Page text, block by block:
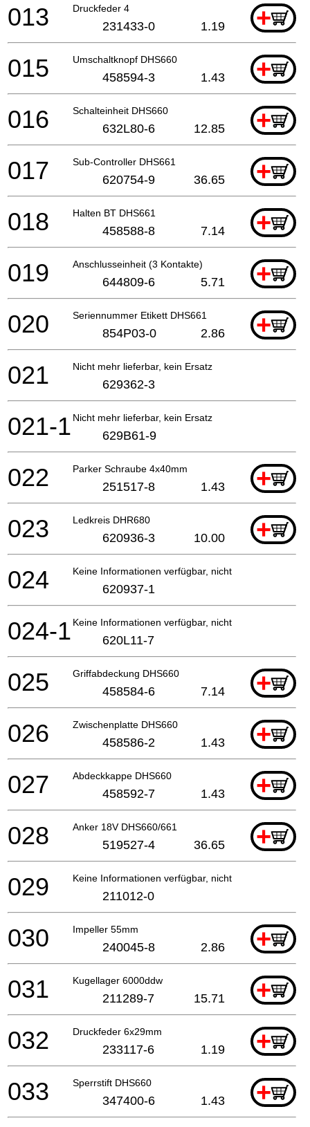
Druckfeder 4 +
013 231433-0 1.19
Umschaltknopf DHS660 +
015 458594-3 1.43
Schalteinheit DHS660 +
016 632L80-6 12.85
Sub-Controller DHS661 +
017 620754-9 36.65
Halten BT DHS661 +
018 458588-8 7.14
Anschlusseinheit (3 Kontakte) +
019 644809-6 5.71
Seriennummer Etikett DHS661 +
020 854P03-0 2.86
Nicht mehr lieferbar, kein Ersatz
021 629362-3
Nicht mehr lieferbar, kein Ersatz
021-1 629B61-9
Parker Schraube 4x40mm +
022 251517-8 1.43
Ledkreis DHR680 +
023 620936-3 10.00
Keine Informationen verfügbar, nicht bestellbar
024 620937-1
Keine Informationen verfügbar, nicht bestellbar
024-1 620L11-7
Griffabdeckung DHS660 +
025 458584-6 7.14
Zwischenplatte DHS660 +
026 458586-2 1.43
Abdeckkappe DHS660 +
027 458592-7 1.43
Anker 18V DHS660/661 +
028 519527-4 36.65
Keine Informationen verfügbar, nicht bestellbar
029 211012-0
Impeller 55mm +
030 240045-8 2.86
Kugellager 6000ddw +
031 211289-7 15.71
Druckfeder 6x29mm +
032 233117-6 1.19
Sperrstift DHS660 +
033 347400-6 1.43